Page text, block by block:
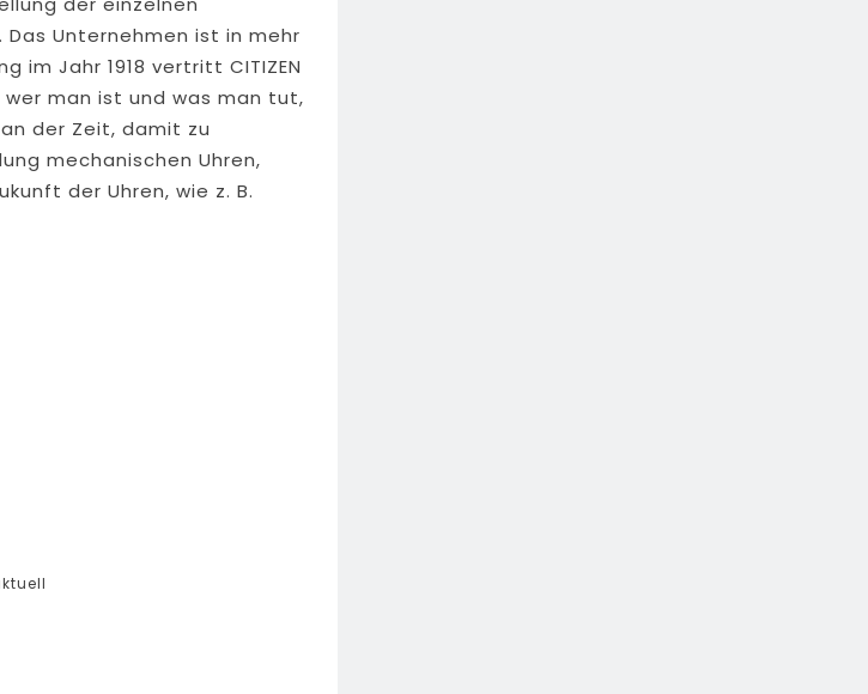
Unternehmen ist in mehr
im Jahr 1918 vertritt CITIZEN
man ist und was man tut,
der Zeit, damit zu
mechanischen Uhren,
der Uhren, wie z. B.